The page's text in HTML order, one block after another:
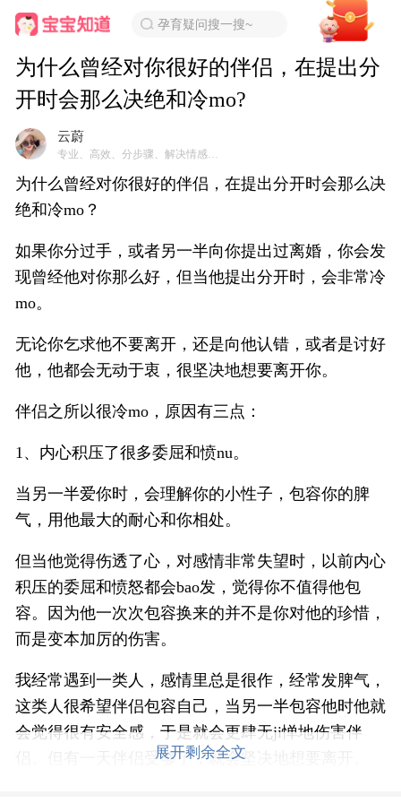
孕育疑问搜一搜~
为什么曾经对你很好的伴侣，在提出分
开时会那么决绝和冷mo?
云蔚
专业、高效、分步骤、解决情感问题
为什么曾经对你很好的伴侣，在提出分开时会那么决
绝和冷mo？
如果你分过手，或者另一半向你提出过离婚，你会发
现曾经他对你那么好，但当他提出分开时，会非常冷
mo。
无论你乞求他不要离开，还是向他认错，或者是讨好
他，他都会无动于衷，很坚决地想要离开你。
伴侣之所以很冷mo，原因有三点：
1、内心积压了很多委屈和愤nu。
当另一半爱你时，会理解你的小性子，包容你的脾
气，用他最大的耐心和你相处。
但当他觉得伤透了心，对感情非常失望时，以前内心
积压的委屈和愤怒都会bao发，觉得你不值得他包
容。因为他一次次包容换来的并不是你对他的珍惜，
而是变本加厉的伤害。
我经常遇到一类人，感情里总是很作，经常发脾气，
这类人很希望伴侣包容自己，当另一半包容他时他就
会觉得很有安全感，于是就会更肆无ji惮地伤害伴
侣。但有一天伴侣受够了，就会坚决地想要离开。
展开剩余全文